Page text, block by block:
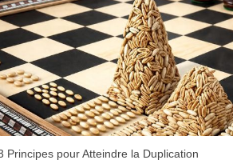
Principes pour Atteindre la Duplication